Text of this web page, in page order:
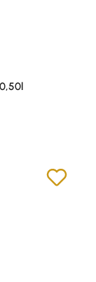
5 Sternen